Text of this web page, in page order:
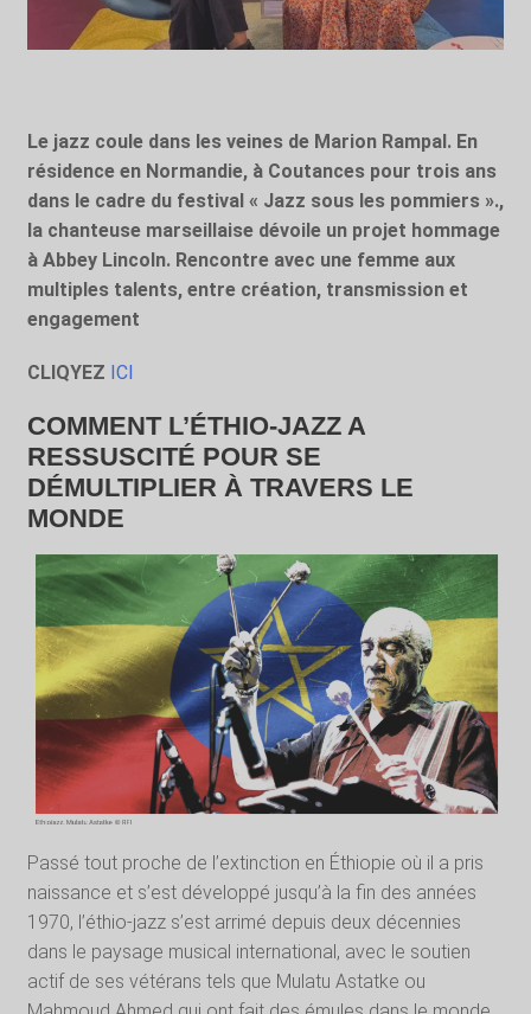
Le jazz coule dans les veines de Marion Rampal. En
résidence en Normandie, à Coutances pour trois ans
dans le cadre du festival « Jazz sous les pommiers ».,
la chanteuse marseillaise dévoile un projet hommage
à Abbey Lincoln. Rencontre avec une femme aux
multiples talents, entre création, transmission et
engagement
CLIQYEZ ICI
COMMENT L’ÉTHIO-JAZZ A
RESSUSCITÉ POUR SE
DÉMULTIPLIER À TRAVERS LE
MONDE
Passé tout proche de l’extinction en Éthiopie où il a pris
naissance et s’est développé jusqu’à la fin des années
1970, l’éthio-jazz s’est arrimé depuis deux décennies
dans le paysage musical international, avec le soutien
actif de ses vétérans tels que Mulatu Astatke ou